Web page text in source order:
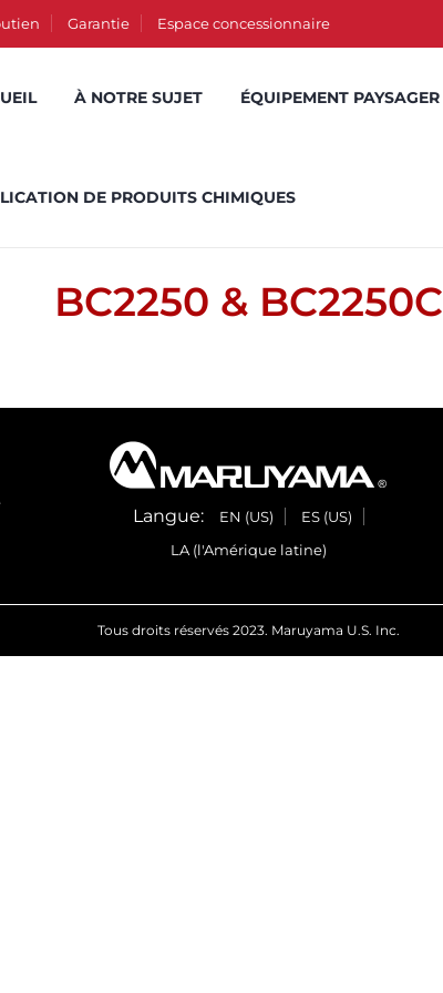
Garantie Espace concessionnaire
À NOTRE SUJET ÉQUIPEMENT PAYSAGER
DE PRODUITS CHIMIQUES
BC2250 & BC2250C
Langue: EN (US)
ES (US)
LA (l'Amérique latine)
Tous droits réservés 2023. Maruyama U.S. Inc.